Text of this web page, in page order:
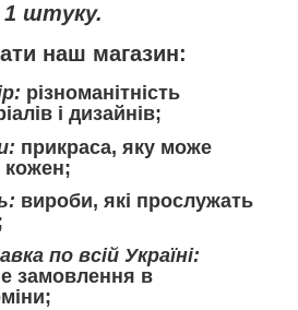
1 штуку.
наш магазин:
різноманітність
і дизайнів;
прикраса, яку може
кожен;
вироби, які прослужать
по всій Україні:
замовлення в